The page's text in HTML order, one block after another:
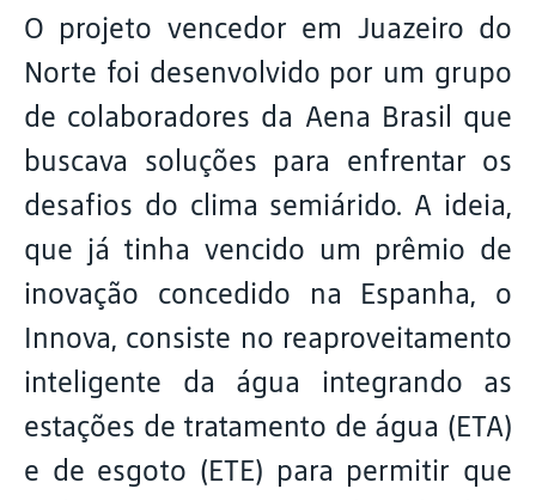
O projeto vencedor em Juazeiro do
Norte foi desenvolvido por um grupo
de colaboradores da Aena Brasil que
buscava soluções para enfrentar os
desafios do clima semiárido. A ideia,
que já tinha vencido um prêmio de
inovação concedido na Espanha, o
Innova, consiste no reaproveitamento
inteligente da água integrando as
estações de tratamento de água (ETA)
e de esgoto (ETE) para permitir que